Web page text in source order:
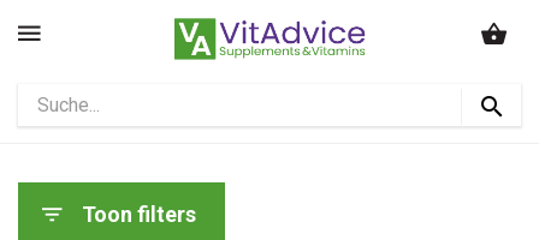
Toon filters